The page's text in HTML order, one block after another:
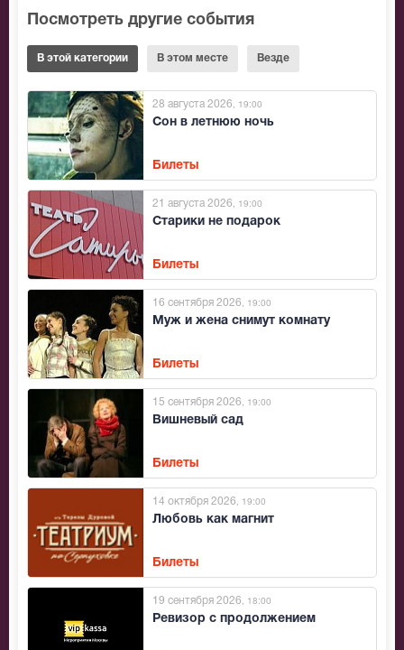
Посмотреть другие события
В этой категории В этом месте Везде
Сон в летнюю ночь
28 августа 2026 , 19:00
Билеты
Старики не подарок
21 августа 2026 , 19:00
Билеты
Муж и жена снимут комнату
16 сентября 2026 , 19:00
Билеты
Вишневый сад
15 сентября 2026 , 19:00
Билеты
Любовь как магнит
14 октября 2026 , 19:00
Билеты
Ревизор с продолжением
19 сентября 2026 , 18:00